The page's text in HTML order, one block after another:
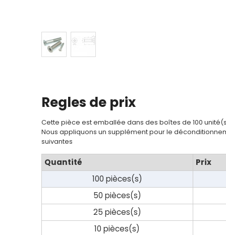
Regles de prix
Cette pièce est emballée dans des boîtes de 100
Nous appliquons un supplément pour le
suivantes
Quantité
Prix
100 pièces(s)
50 pièces(s)
25 pièces(s)
10 pièces(s)